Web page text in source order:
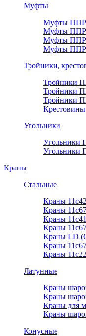
Муфты
Муфты ППР/
Муфты ППР
Муфты ППР
Муфты ППР/
Тройники,
Тройники
Тройники
Тройники
Угольники
Угольники
Угольники
Краны
Стальные
Краны
Краны
Краны
Краны
Краны LD
Краны
Краны
Латунные
Краны
Краны
Краны для
Краны
Конусные